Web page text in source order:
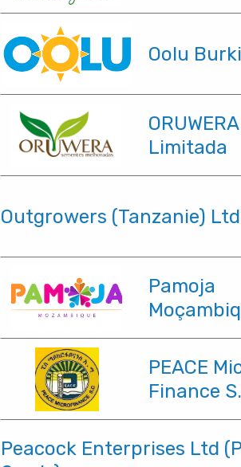
Oolu
ORUWERA
Limitada
Outgrowers (Tanzanie) Ltd
Pamoja
PEACE
Finance
Peacock Enterprises Ltd